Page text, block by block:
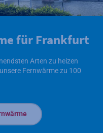
für Frankfurt
Arten zu heizen
Fernwärme zu 100